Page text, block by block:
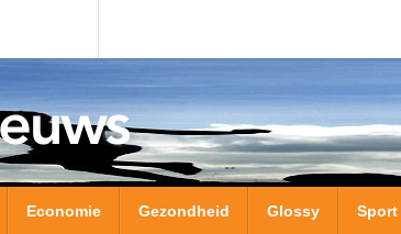
Economie Gezondheid Glossy Sport